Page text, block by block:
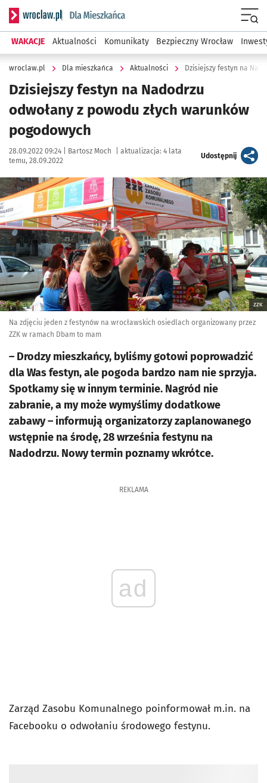
Serwis informacyjny wroclaw.pl podserwis: Dla mieszkańca
WAKACJE Aktualności Komunikaty Bezpieczny Wrocław
wroclaw.pl Dla mieszkańca Aktualności Dzisiejszy festyn na
Dzisiejszy festyn na Nadodrzu
odwołany z powodu złych warunków
pogodowych
Data publikacji:
28.09.2022 09:24 | Autor:
Bartosz Moch aktualizacja: 4 lata
temu, 28.09.2022
Udostępnijartykuł
Kliknij, aby powiększyć
ZZK
Na zdjęciu jeden z festynów na wrocławskich osiedlach organizowany przez
ZZK w ramach Dbam to mam
– Drodzy mieszkańcy, byliśmy gotowi poprowadzić
dla Was festyn, ale pogoda bardzo nam nie sprzyja.
Spotkamy się w innym terminie. Nagród nie
zabranie, a my może wymyślimy dodatkowe
zabawy – informują organizatorzy zaplanowanego
wstępnie na środę, 28 września festynu na
Nadodrzu. Nowy termin poznamy wkrótce.
REKLAMA
ad
Zarząd Zasobu Komunalnego poinformował m.in. na
Facebooku o odwołaniu środowego festynu.